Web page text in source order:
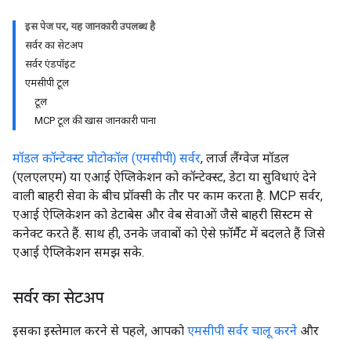
इस पेज पर, यह जानकारी उपलब्ध है
सर्वर का सेटअप
सर्वर एंडपॉइंट
एमसीपी टूल
टूल
MCP टूल की खास जानकारी पाना
मॉडल कॉन्टेक्स्ट प्रोटोकॉल (एमसीपी) सर्वर, लार्ज लैंग्वेज मॉडल
(एलएलएम) या एआई ऐप्लिकेशन को कॉन्टेक्स्ट, डेटा या सुविधाएं देने
वाली बाहरी सेवा के बीच प्रॉक्सी के तौर पर काम करता है. MCP सर्वर,
एआई ऐप्लिकेशन को डेटाबेस और वेब सेवाओं जैसे बाहरी सिस्टम से
कनेक्ट करते हैं. साथ ही, उनके जवाबों को ऐसे फ़ॉर्मैट में बदलते हैं जिसे
एआई ऐप्लिकेशन समझ सके.
सर्वर का सेटअप
इसका इस्तेमाल करने से पहले, आपको एमसीपी सर्वर चालू करने और